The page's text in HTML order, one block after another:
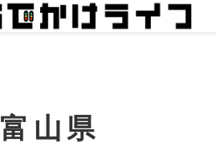
富山県